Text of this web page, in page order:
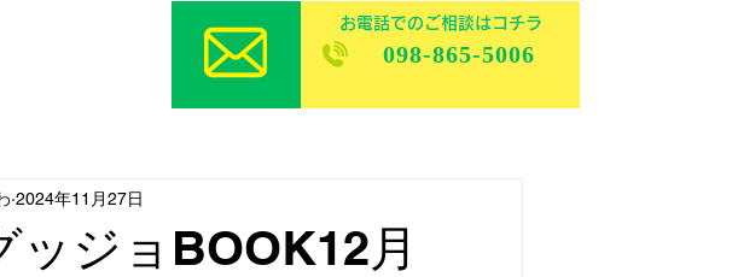
098-865-5006
お電話でのご相談はコチラ
ッジョBOOK12月
2024年11月27日